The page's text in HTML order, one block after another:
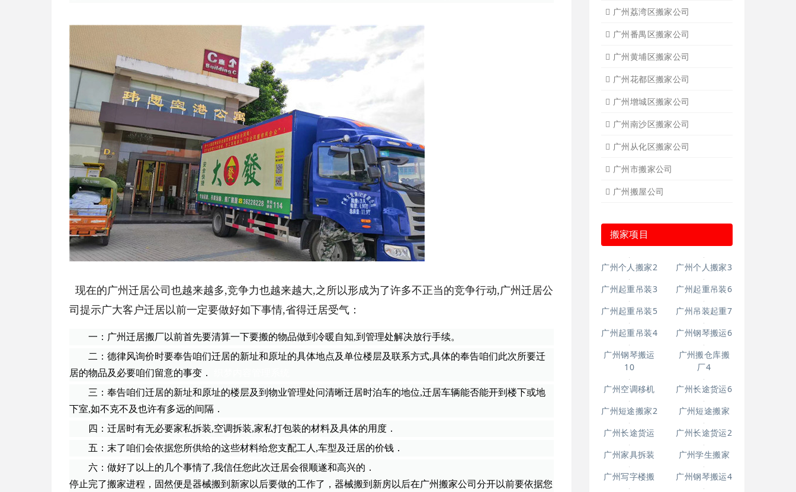
现在的广州 迁居公司也越来越多,竞争力也越来越大,之所以形成为了许多不正当的竞争行动,广州 迁居公
司提示广大客户迁居以前一定要做好如下事情,省得迁居受气：
一： 广州迁居搬厂以前首先要清算一下要搬的物品做到冷暖自知,到管理处解决放行手续。
二：德律风询价时要奉告咱们迁居的新址和原址的具体地点及单位楼层及联系方式,具体的奉告咱们此次所要迁
居的物品及必要咱们留意的事变．
三：奉告咱们迁居的新址和原址的楼层及到物业管理处问清晰迁居时泊车的地位,迁居车辆能否能开到楼下或地
下室,如不克不及也许有多远的间隔．
四：迁居时有无必要家私拆装,空调拆装,家私打包装的材料及具体的用度．
五：末了咱们会依据您所供给的这些材料给您支配工人 ,车型及迁居的价钱．
六：做好了以上的几个事情了,我信任您此次迁居会很顺遂和高兴的．
停止完了搬家进程，固然便是器械搬到新家以后要做的工作了，器械搬到新房以后在广州搬家公司分开以前要依据您
广州荔湾区搬家公司
广州番禺区搬家公司
广州黄埔区搬家公司
广州花都区搬家公司
广州增城区搬家公司
广州南沙区搬家公司
广州从化区搬家公司
广州市搬家公司
广州搬屋公司
搬家项目
广州个人搬家2
广州个人搬家3
广州起重吊装3
广州起重吊装6
广州起重吊装5
广州吊装起重7
广州起重吊装4
广州钢琴搬运6
广州钢琴搬运
10
广州搬仓库搬
厂4
广州空调移机
广州长途货运6
广州短途搬家2
广州短途搬家
广州长途货运
广州长途货运2
广州家具拆装
广州学生搬家
广州写字楼搬
广州钢琴搬运4